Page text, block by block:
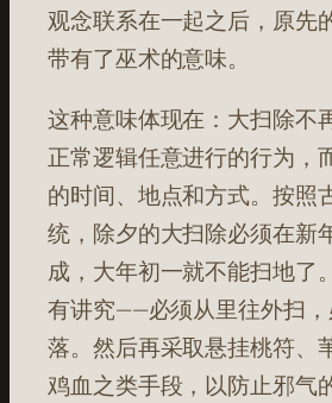
观念联系在一起之后，原先
带有了巫术的意味。
这种意味体现在：大扫除不
正常逻辑任意进行的行为，
的时间、地点和方式。按照
统，除夕的大扫除必须在新
成，大年初一就不能扫地了
有讲究——必须从里往外扫，
落。然后再采取悬挂桃符、
鸡血之类手段，以防止邪气